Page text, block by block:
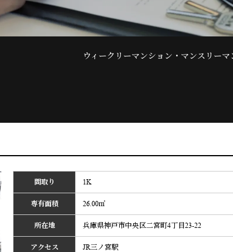
ウィークリーマンション・マンスリー
間取り 1K
専有面積 26.00㎡
所在地 兵庫県神戸市中央区二宮町4丁目23-22
アクセス JR三ノ宮駅